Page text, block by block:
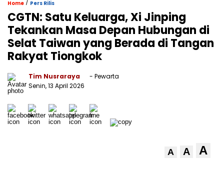
Home / Pers Rilis
CGTN: Satu Keluarga, Xi Jinping
Tekankan Masa Depan Hubungan di
Selat Taiwan yang Berada di Tangan
Rakyat Tiongkok
Tim Nusraraya
- Pewarta
Senin, 13 April 2026
A A A